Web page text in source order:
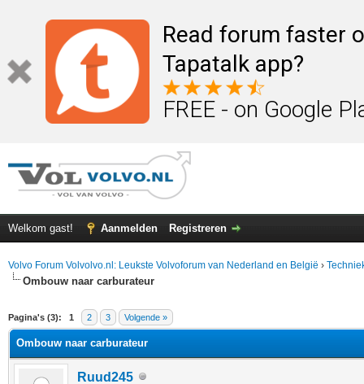
Read forum faster
Tapatalk app?
FREE - on Google
Welkom gast! Aanmelden Registreren
Volvo Forum Volvolvo.nl: Leukste Volvoforum van Nederland en België ›
Ombouw naar carburateur
Pagina's (3): 1 2 3 Volgende »
waardering is 0
Ombouw naar carburateur
Ruud245